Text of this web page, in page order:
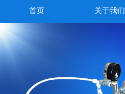
首页 关于我们